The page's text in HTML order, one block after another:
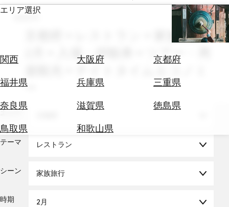
エリア選択
関西 大阪府
京都府
福井県
兵庫県
三重県
奈良県
滋賀県
徳島県
鳥取県
和歌山県
エ
券
テ
を
search
京都府 × レストラン × 家族旅行 ×
2月 × 入場・拝観券 × ツアー・周
ー
エリア
テーマ レストラン
シーン 家族旅行
時期 2月